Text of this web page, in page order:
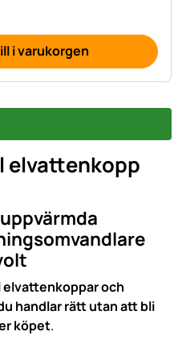
i varukorgen
elvattenkopp
elvattenkoppar och
handlar rätt utan att bli
köpet.